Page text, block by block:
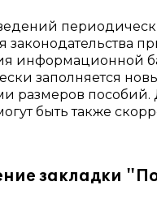
законодательства
информационной
заполняется
размеров пособий.
быть также
закладки